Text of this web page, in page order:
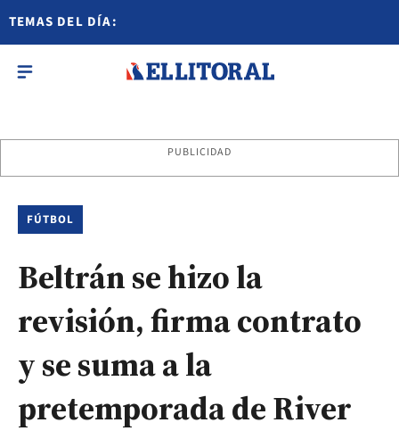
TEMAS DEL DÍA:
PUBLICIDAD
FÚTBOL
Beltrán se hizo la
revisión, firma contrato
y se suma a la
pretemporada de River